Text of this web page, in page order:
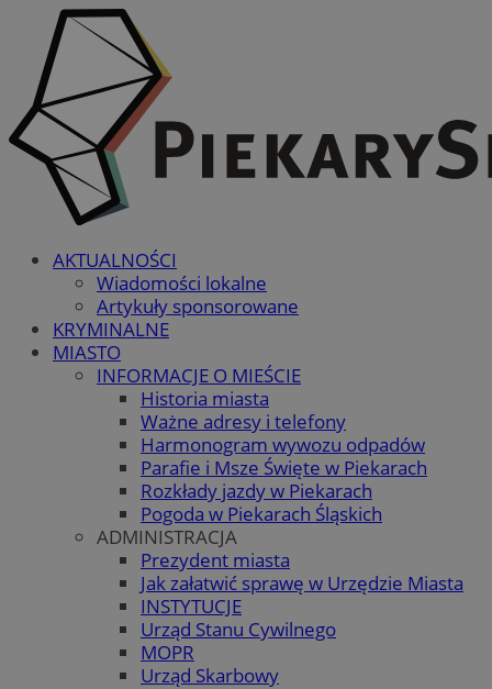
AKTUALNOŚCI
Wiadomości lokalne
Artykuły sponsorowane
KRYMINALNE
MIASTO
INFORMACJE O MIEŚCIE
Historia miasta
Ważne adresy i telefony
Harmonogram wywozu odpadów
Parafie i Msze Święte w Piekarach
Rozkłady jazdy w Piekarach
Pogoda w Piekarach Śląskich
ADMINISTRACJA
Prezydent miasta
Jak załatwić sprawę w Urzędzie Miasta
INSTYTUCJE
Urząd Stanu Cywilnego
MOPR
Urząd Skarbowy